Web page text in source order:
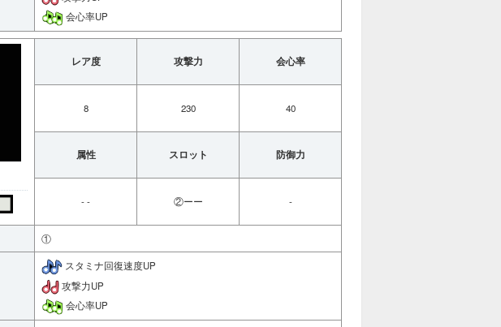
会心率UP
レア度 攻撃力 会心率
8 230 40
属性 スロット 防御力
- - ②ーー -
①
スタミナ回復速度UP
攻撃力UP
会心率UP